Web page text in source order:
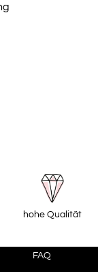
hohe Qualität
FAQ